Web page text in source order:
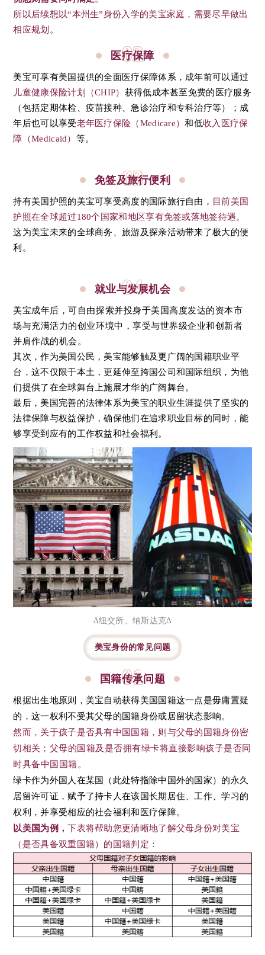
所以后续想以“本州生”身份入学的美宝家庭，需要尽早做出
相应规划。
02
医疗保障
美宝可享有美国提供的全面医疗保障体系，成年前可以通过
儿童健康保险计划（CHIP） 获得低成本甚至免费的医疗服务
（包括定期体检、疫苗接种、急诊治疗和专科治疗等）；成
年后也可以享受老年医疗保险（Medicare）和低收入医疗保
障（Medicaid） 等。
03
免签及旅行便利
持有美国护照的美宝可享受高度的国际旅行自由， 目前美国
护照在全球超过180个国家和地区享有免签或落地签待遇。
这为美宝未来的全球商务、旅游及探亲活动带来了极大的便
利。
04
就业与发展机会
美宝成年后，可自由探索并投身于美国高度发达的资本市
场与充满活力的创业环境中，享受与世界级企业和创新者
并肩作战的机会。
其次，作为美国公民，美宝能够触及更广阔的国籍职业平
台，这不仅限于本土，更延伸至跨国公司和国际组织，为他
们提供了在全球舞台上施展才华的广阔舞台。
最后，美国完善的法律体系为美宝的职业生涯提供了坚实的
法律保障与权益保护，确保他们在追求职业目标的同时，能
够享受到应有的工作权益和社会福利。
∆纽交所、纳斯达克∆
美宝身份的常见问题
01
国籍传承问题
根据出生地原则，美宝自动获得美国国籍这一点是毋庸置疑
的，这一权利不受其父母的国籍身份或居留状态影响。
然而，关于孩子是否具有中国国籍，则与父母的国籍身份密
切相关； 父母的国籍及是否拥有绿卡将直接影响孩子是否同
时具备中国国籍。
绿卡作为外国人在某国（此处特指除中国外的国家）的永久
居留许可证，赋予了持卡人在该国长期居住、工作、学习的
权利，并享受相应的社会福利和医疗保障。
以美国为例 ，下表将帮助您更清晰地了解父母身份对美宝
（是否具备双重国籍）的国籍判定：